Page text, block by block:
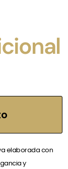
elaborada con
y